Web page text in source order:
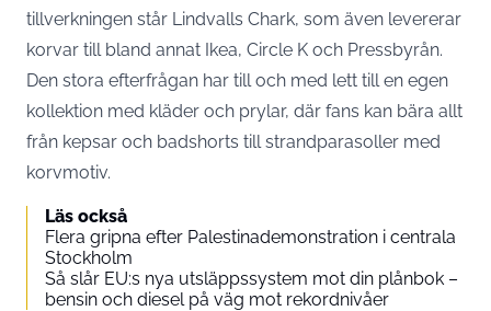
tillverkningen står Lindvalls Chark, som även levererar
korvar till bland annat Ikea, Circle K och Pressbyrån.
Den stora efterfrågan har till och med lett till en egen
kollektion med kläder och prylar, där fans kan bära allt
från kepsar och badshorts till strandparasoller med
korvmotiv.
Läs också
Flera gripna efter Palestinademonstration i centrala
Stockholm
Så slår EU:s nya utsläppssystem mot din plånbok –
bensin och diesel på väg mot rekordnivåer